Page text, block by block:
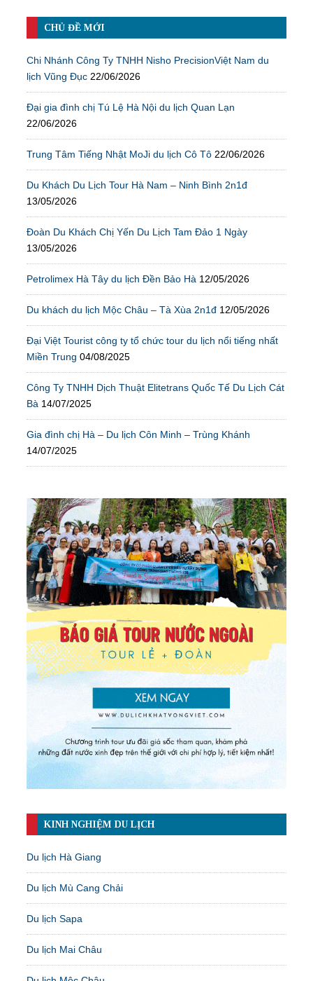
CHỦ ĐỀ MỚI
Chi Nhánh Công Ty TNHH Nisho PrecisionViệt Nam du
lịch Vũng Đục 22/06/2026
Đại gia đình chị Tú Lệ Hà Nội du lịch Quan Lạn
22/06/2026
Trung Tâm Tiếng Nhật MoJi du lịch Cô Tô 22/06/2026
Du Khách Du Lịch Tour Hà Nam – Ninh Bình 2n1đ
13/05/2026
Đoàn Du Khách Chị Yến Du Lịch Tam Đảo 1 Ngày
13/05/2026
Petrolimex Hà Tây du lịch Đền Bảo Hà 12/05/2026
Du khách du lịch Mộc Châu – Tà Xùa 2n1đ 12/05/2026
Đại Việt Tourist công ty tổ chức tour du lịch nổi tiếng nhất
Miền Trung 04/08/2025
Công Ty TNHH Dịch Thuật Elitetrans Quốc Tế Du Lịch Cát
Bà 14/07/2025
Gia đình chị Hà – Du lịch Côn Minh – Trùng Khánh
14/07/2025
KINH NGHIỆM DU LỊCH
Du lịch Hà Giang
Du lịch Mù Cang Chải
Du lịch Sapa
Du lịch Mai Châu